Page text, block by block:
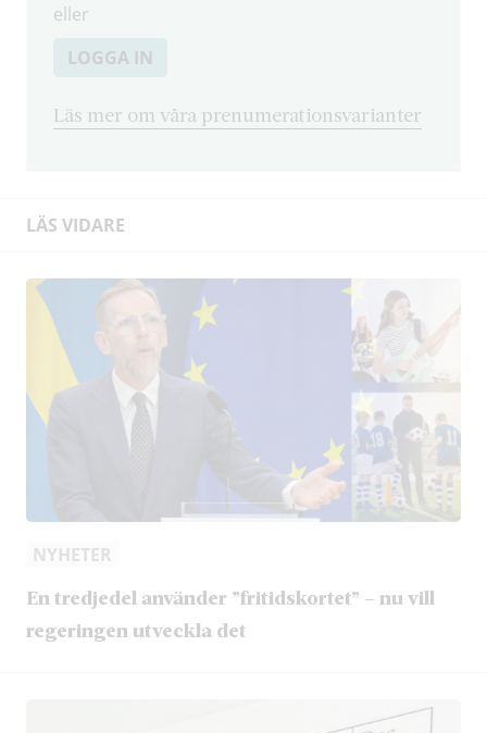
eller
LOGGA IN
Läs mer om våra prenumerationsvarianter
LÄS VIDARE
NYHETER
En tredjedel använder ”fritidskortet” – nu vill
regeringen utveckla det